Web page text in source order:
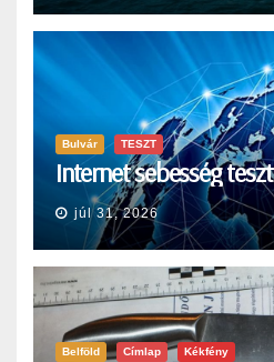
Bulvár TESZT
Internet sebesség teszt
júl 31, 2026
Belföld Címlap Kékfény